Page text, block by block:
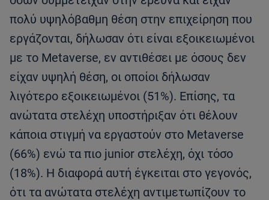
πολύ υψηλόβαθμη θέση στην επιχείρηση που
εργάζονται, δήλωσαν ότι είναι εξοικειωμένοι
με το Metaverse, εν αντιθέσει με όσους δεν
είχαν υψηλή θέση, οι οποίοι δήλωσαν
λιγότερο εξοικειωμένοι (51%). Επίσης, τα
ανώτατα στελέχη υποστήριξαν ότι θέλουν
κάποια στιγμή να εργαστούν στο Metaverse
(66%) ενώ τα πιο junior στελέχη, όχι τόσο
(18%). Η διαφορά αυτή έγκειται στο γεγονός,
ότι τα ανώτατα στελέχη αντιμετωπίζουν το